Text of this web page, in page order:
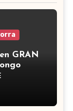
GRAN
es